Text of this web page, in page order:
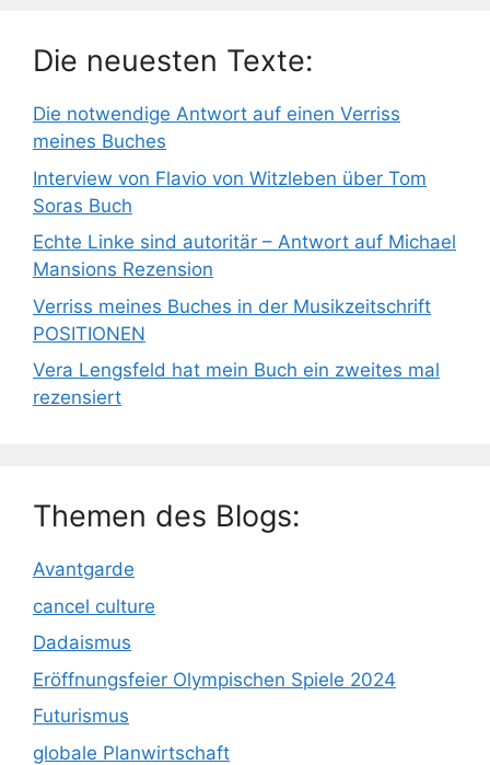
Die neuesten Texte:
Die notwendige Antwort auf einen Verriss
meines Buches
Interview von Flavio von Witzleben über Tom
Soras Buch
Echte Linke sind autoritär – Antwort auf Michael
Mansions Rezension
Verriss meines Buches in der Musikzeitschrift
POSITIONEN
Vera Lengsfeld hat mein Buch ein zweites mal
rezensiert
Themen des Blogs:
Avantgarde
cancel culture
Dadaismus
Eröffnungsfeier Olympischen Spiele 2024
Futurismus
globale Planwirtschaft